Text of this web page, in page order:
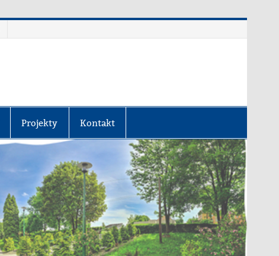
Projekty Kontakt